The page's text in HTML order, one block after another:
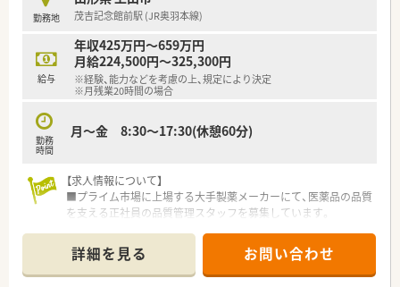
■薬事に関する深い造詣だけでなく、周囲と協力しながら円滑に
業務を進めるためのリーダーシップ能力を高く評価します。
【こんな方にオススメ】
■医薬品の品質管理業務の責任者を経験されてきた方
■UターンやIターンをして、地元で活躍したい方
■安定した企業で長く腰を据えて働きたい方
上場企業として強固な経営基盤を誇っています。
■原薬の調達から製造、物流、営業に至るまでを自社で一貫して
行う体制により、迅速な供給を実現しています。
■700品目を超える豊富なラインナップを持つ国内トップクラ
スのメーカーとして、医療の未来を支えています。
勤務地 茂吉記念館前駅 (JR奥羽本線)
給与
年収425万円～659万円
月給224,500円～325,300円
※経験、能力などを考慮の上、規定により決定
※月残業20時間の場合
勤務
時間
月～金 8:30～17:30(休憩60分)
【求人情報について】
■プライム市場に上場する大手製薬メーカーにて、医薬品の品質
を支える正社員の品質管理スタッフを募集しています。
しながら安定した環境で長く働くことが可能です。
■賞与は前年度実績で計6ヶ月分の支給があり、日々の頑張りが
しっかりと収入に直結する魅力的な条件です。
詳細を見る お問い合わせ